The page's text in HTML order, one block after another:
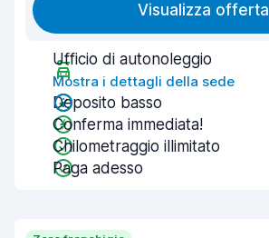
Visualizza offerta
Ufficio di autonoleggio
Mostra i dettagli della sede
Deposito basso
Conferma immediata!
Chilometraggio illimitato
Paga adesso